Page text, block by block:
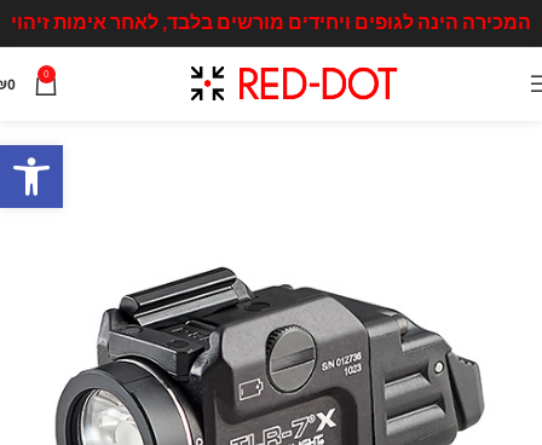
המכירה הינה לגופים ויחידים מורשים בלבד, לאחר אימות זיהוי
0
0
פתח